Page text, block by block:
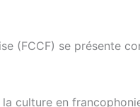
(FCCF) se présente
culture en